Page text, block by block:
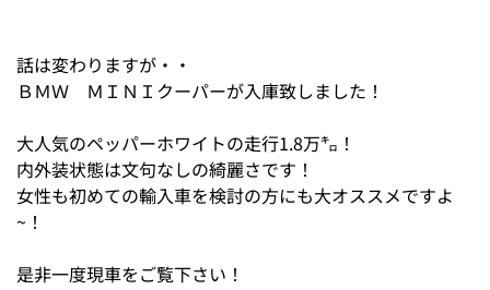
話は変わりますが・・
ＢＭＷ ＭＩＮＩクーパーが入庫致しました！
大人気のペッパーホワイトの走行1.8万㌔！
内外装状態は文句なしの綺麗さです！
女性も初めての輸入車を検討の方にも大オススメですよ
~！
是非一度現車をご覧下さい！